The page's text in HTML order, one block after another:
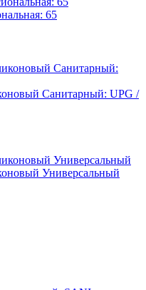
65
Санитарный: UPG /
Универсальный